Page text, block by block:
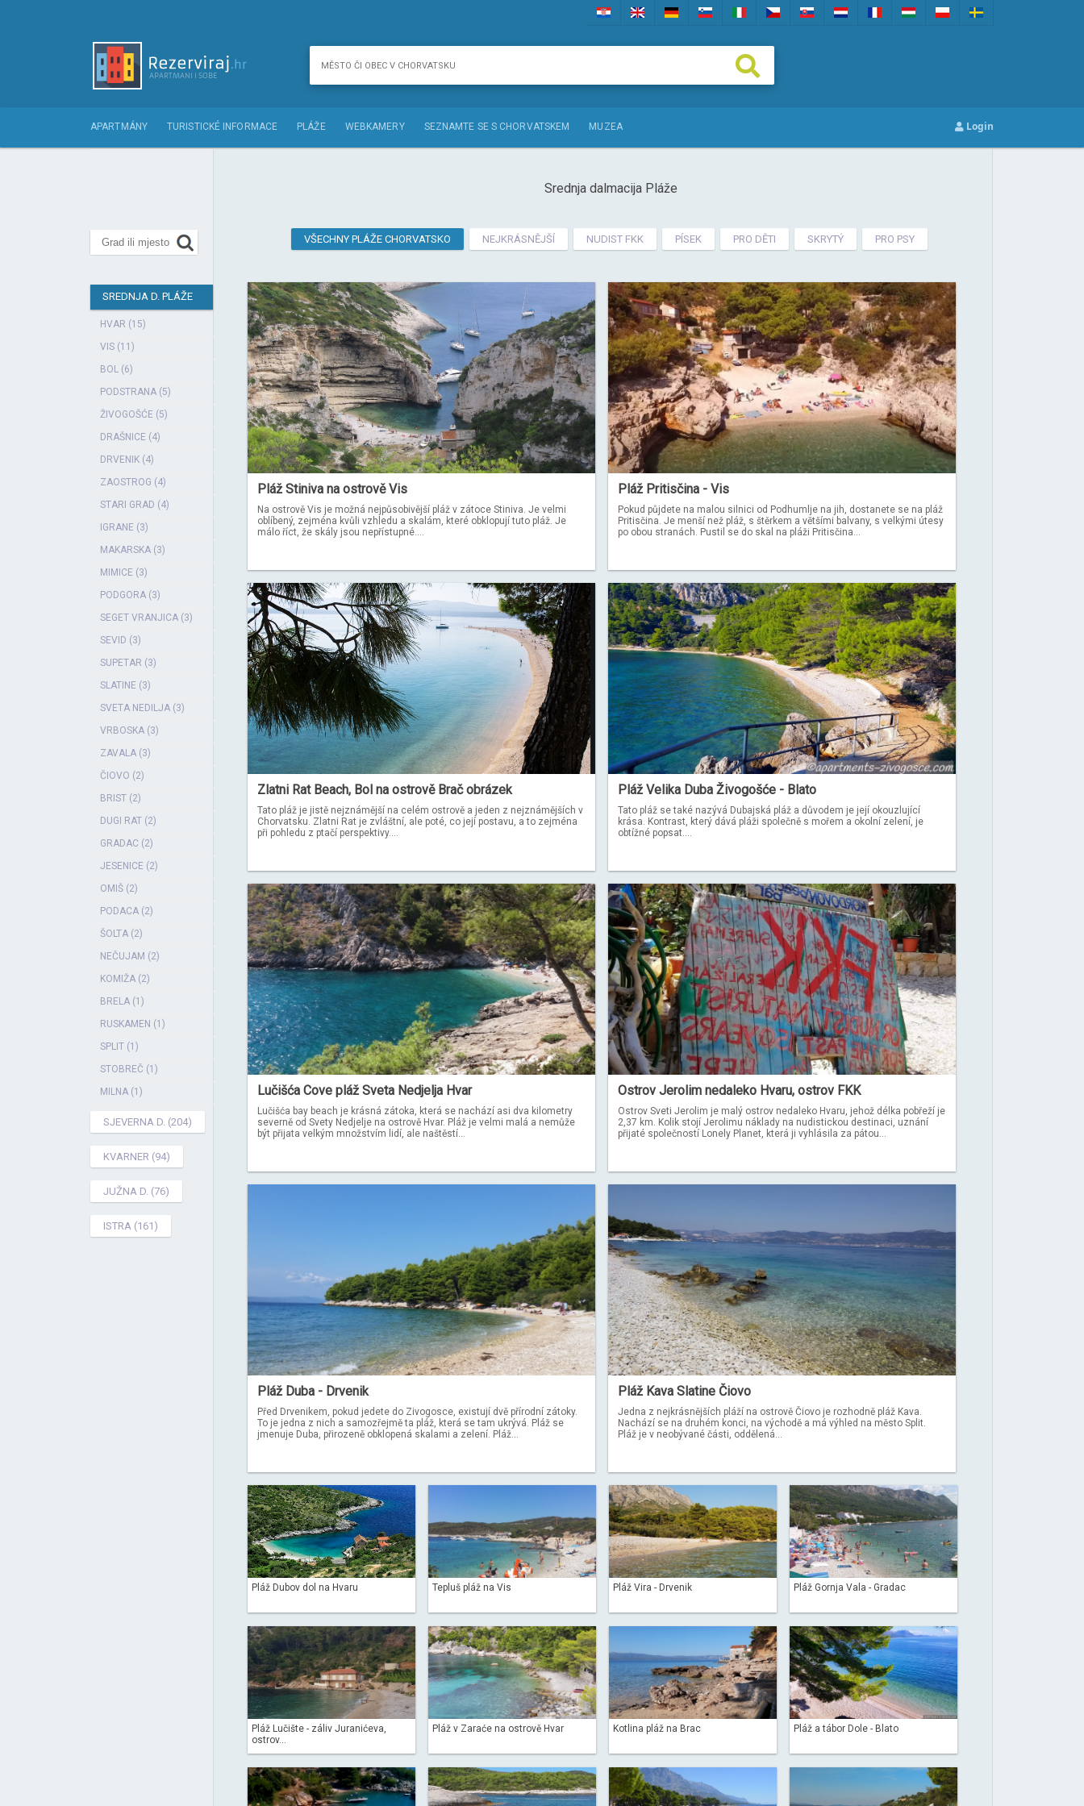
APARTMÁNY TURISTICKÉ INFORMACE PLÁŽE WEBKAMERY SEZNAMTE SE S CHORVATSKEM MUZEA Login
SREDNJA D. PLÁŽE
HVAR (15)
VIS (11)
BOL (6)
PODSTRANA (5)
ŽIVOGOŠĆE (5)
DRAŠNICE (4)
DRVENIK (4)
ZAOSTROG (4)
STARI GRAD (4)
IGRANE (3)
MAKARSKA (3)
MIMICE (3)
PODGORA (3)
SEGET VRANJICA (3)
SEVID (3)
SUPETAR (3)
SLATINE (3)
SVETA NEDILJA (3)
VRBOSKA (3)
ZAVALA (3)
ČIOVO (2)
BRIST (2)
DUGI RAT (2)
GRADAC (2)
JESENICE (2)
OMIŠ (2)
PODACA (2)
ŠOLTA (2)
NEČUJAM (2)
KOMIŽA (2)
BRELA (1)
RUSKAMEN (1)
SPLIT (1)
STOBREČ (1)
MILNA (1)
SJEVERNA D. (204)
KVARNER (94)
JUŽNA D. (76)
ISTRA (161)
Srednja dalmacija Pláže
VŠECHNY PLÁŽE CHORVATSKO NEJKRÁSNĚJŠÍ NUDIST FKK PÍSEK PRO DĚTI SKRYTÝ PRO PSY
Pláž Stiniva na ostrově Vis
Na ostrově Vis je možná nejpůsobivější pláž v zátoce Stiniva. Je velmi
oblíbený, zejména kvůli vzhledu a skalám, které obklopují tuto pláž. Je
málo říct, že skály jsou nepřístupné....
Pláž Pritisčina - Vis
Pokud půjdete na malou silnici od Podhumlje na jih, dostanete se na pláž
Pritisčina. Je menší než pláž, s štěrkem a většími balvany, s velkými útesy
po obou stranách. Pustil se do skal na pláži Pritisčina...
Zlatni Rat Beach, Bol na ostrově Brač obrázek
Tato pláž je jistě nejznámější na celém ostrově a jeden z nejznámějších v
Chorvatsku. Zlatni Rat je zvláštní, ale poté, co její postavu, a to zejména
při pohledu z ptačí perspektivy....
Pláž Velika Duba Živogošće - Blato
Tato pláž se také nazývá Dubajská pláž a důvodem je její okouzlující
krása. Kontrast, který dává pláži společně s mořem a okolní zelení, je
obtížné popsat....
Lučišća Cove pláž Sveta Nedjelja Hvar
Lučišća bay beach je krásná zátoka, která se nachází asi dva kilometry
severně od Svety Nedjelje na ostrově Hvar. Pláž je velmi malá a nemůže
být přijata velkým množstvím lidí, ale naštěstí...
Ostrov Jerolim nedaleko Hvaru, ostrov FKK
Ostrov Sveti Jerolim je malý ostrov nedaleko Hvaru, jehož délka pobřeží je
2,37 km. Kolik stojí Jerolimu náklady na nudistickou destinaci, uznání
přijaté společností Lonely Planet, která ji vyhlásila za pátou...
Pláž Duba - Drvenik
Před Drvenikem, pokud jedete do Zivogosce, existují dvě přírodní zátoky.
To je jedna z nich a samozřejmě ta pláž, která se tam ukrývá. Pláž se
jmenuje Duba, přirozeně obklopená skalami a zelení. Pláž...
Pláž Kava Slatine Čiovo
Jedna z nejkrásnějších pláží na ostrově Čiovo je rozhodně pláž Kava.
Nachází se na druhém konci, na východě a má výhled na město Split.
Pláž je v neobývané části, oddělená...
Pláž Dubov dol na Hvaru Tepluš pláž na Vis Pláž Vira - Drvenik Pláž Gornja Vala - Gradac
Pláž Lučište - záliv Juranićeva,
ostrov...
Pláž v Zaraće na ostrově Hvar Kotlina pláž na Brac Pláž a tábor Dole - Blato